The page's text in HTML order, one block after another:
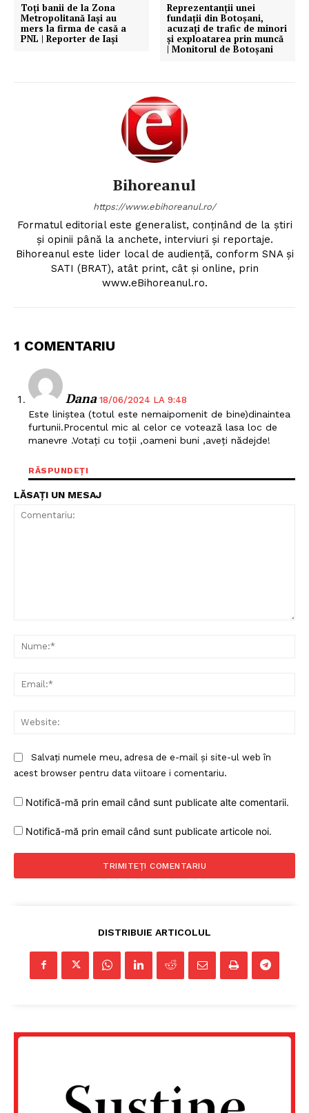
Toți banii de la Zona
Metropolitană Iași au
mers la firma de casă a
PNL | Reporter de Iași
Reprezentanții unei
fundații din Botoșani,
acuzați de trafic de minori
și exploatarea prin muncă
| Monitorul de Botoșani
Bihoreanul
https://www.ebihoreanul.ro/
Formatul editorial este generalist, conţinând de la ştiri
şi opinii până la anchete, interviuri şi reportaje.
Bihoreanul este lider local de audienţă, conform SNA şi
SATI (BRAT), atât print, cât şi online, prin
www.eBihoreanul.ro.
1 COMENTARIU
Dana 18/06/2024 LA 9:48
Este liniștea (totul este nemaipomenit de bine)dinaintea
furtunii.Procentul mic al celor ce votează lasa loc de
manevre .Votați cu toții ,oameni buni ,aveți nădejde!
RĂSPUNDEȚI
LĂSAȚI UN MESAJ
Salvați numele meu, adresa de e-mail și site-ul web în
acest browser pentru data viitoare i comentariu.
Notifică-mă prin email când sunt publicate alte comentarii.
Notifică-mă prin email când sunt publicate articole noi.
DISTRIBUIE ARTICOLUL